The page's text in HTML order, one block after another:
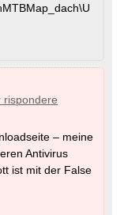
non è un
fare
dati OSM.
the same
of the same
you
with
Else you
not even start
- Brazil
rispondere
– meine
Antivirus
ist mit der False